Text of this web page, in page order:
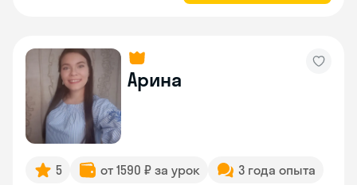
Арина
5 от 1590 ₽ за урок 3 года опыта